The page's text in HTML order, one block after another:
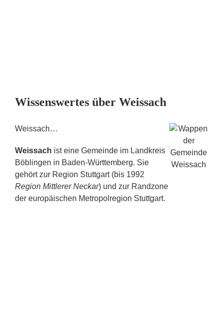
Wissenswertes über Weissach
Weissach…
Weissach ist eine Gemeinde im Landkreis
Böblingen in Baden-Württemberg. Sie
gehört zur Region Stuttgart (bis 1992
Region Mittlerer Neckar) und zur Randzone
der europäischen Metropolregion Stuttgart.